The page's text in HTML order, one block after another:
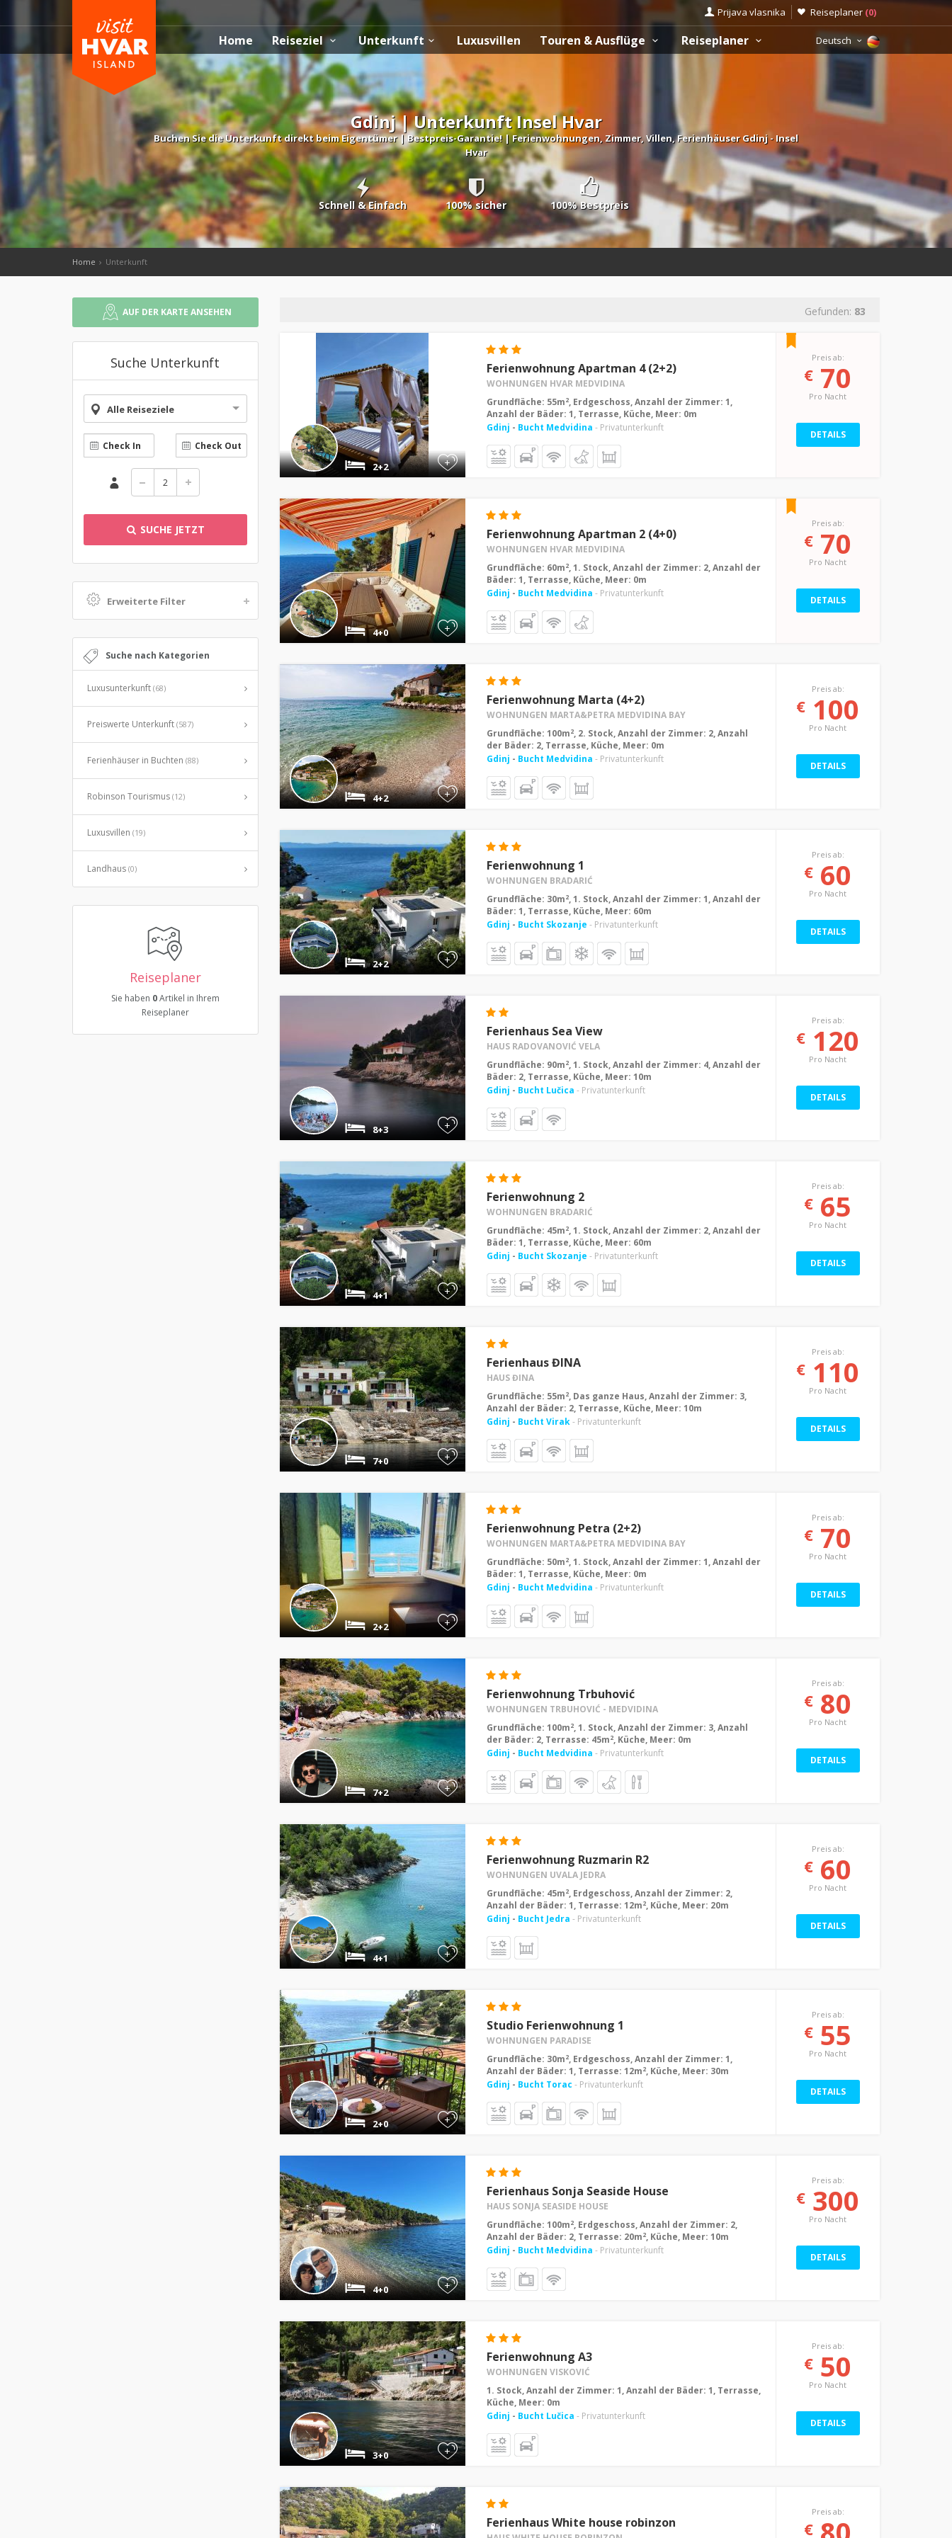
Prijava vlasnika Reiseplaner (0)
Home Reiseziel Unterkunft Luxusvillen Touren & Ausflüge Reiseplaner Deutsch
Gdinj | Unterkunft Insel Hvar
Buchen Sie die Unterkunft direkt beim Eigentümer | Bestpreis-Garantie! | Ferienwohnungen, Zimmer, Villen, Ferienhäuser Gdinj - Insel
Hvar
Schnell & Einfach 100% sicher 100% Bestpreis
Home Unterkunft
AUF DER KARTE ANSEHEN
Suche Unterkunft
Alle Reiseziele
SUCHE JETZT
Erweiterte Filter
Suche nach Kategorien
Luxusunterkunft (68)
Preiswerte Unterkunft (587)
Ferienhäuser in Buchten (88)
Robinson Tourismus (12)
Luxusvillen (19)
Landhaus (0)
Reiseplaner
Sie haben 0Artikel in Ihrem
Reiseplaner
Gefunden: 83
+
2+2
Ferienwohnung Apartman 4 (2+2)
WOHNUNGEN HVAR MEDVIDINA
Grundfläche: 55m2, Erdgeschoss, Anzahl der Zimmer: 1,
Anzahl der Bäder: 1, Terrasse, Küche, Meer: 0m
Gdinj - Bucht Medvidina - Privatunterkunft
Preis ab:
€ 70
Pro Nacht
DETAILS
+
4+0
Ferienwohnung Apartman 2 (4+0)
WOHNUNGEN HVAR MEDVIDINA
Grundfläche: 60m2, 1. Stock, Anzahl der Zimmer: 2, Anzahl der
Bäder: 1, Terrasse, Küche, Meer: 0m
Gdinj - Bucht Medvidina - Privatunterkunft
Preis ab:
€ 70
Pro Nacht
DETAILS
+
4+2
Ferienwohnung Marta (4+2)
WOHNUNGEN MARTA&PETRA MEDVIDINA BAY
Grundfläche: 100m2, 2. Stock, Anzahl der Zimmer: 2, Anzahl
der Bäder: 2, Terrasse, Küche, Meer: 0m
Gdinj - Bucht Medvidina - Privatunterkunft
Preis ab:
€ 100
Pro Nacht
DETAILS
+
2+2
Ferienwohnung 1
WOHNUNGEN BRADARIĆ
Grundfläche: 30m2, 1. Stock, Anzahl der Zimmer: 1, Anzahl der
Bäder: 1, Terrasse, Küche, Meer: 60m
Gdinj - Bucht Skozanje - Privatunterkunft
Preis ab:
€ 60
Pro Nacht
DETAILS
+
8+3
Ferienhaus Sea View
HAUS RADOVANOVIĆ VELA
Grundfläche: 90m2, 1. Stock, Anzahl der Zimmer: 4, Anzahl der
Bäder: 2, Terrasse, Küche, Meer: 10m
Gdinj - Bucht Lučica - Privatunterkunft
Preis ab:
€ 120
Pro Nacht
DETAILS
+
4+1
Ferienwohnung 2
WOHNUNGEN BRADARIĆ
Grundfläche: 45m2, 1. Stock, Anzahl der Zimmer: 2, Anzahl der
Bäder: 1, Terrasse, Küche, Meer: 60m
Gdinj - Bucht Skozanje - Privatunterkunft
Preis ab:
€ 65
Pro Nacht
DETAILS
+
7+0
Ferienhaus ĐINA
HAUS ĐINA
Grundfläche: 55m2, Das ganze Haus, Anzahl der Zimmer: 3,
Anzahl der Bäder: 2, Terrasse, Küche, Meer: 10m
Gdinj - Bucht Virak- Privatunterkunft
Preis ab:
€ 110
Pro Nacht
DETAILS
+
2+2
Ferienwohnung Petra (2+2)
WOHNUNGEN MARTA&PETRA MEDVIDINA BAY
Grundfläche: 50m2, 1. Stock, Anzahl der Zimmer: 1, Anzahl der
Bäder: 1, Terrasse, Küche, Meer: 0m
Gdinj - Bucht Medvidina - Privatunterkunft
Preis ab:
€ 70
Pro Nacht
DETAILS
+
7+2
Ferienwohnung Trbuhović
WOHNUNGEN TRBUHOVIĆ - MEDVIDINA
Grundfläche: 100m2, 1. Stock, Anzahl der Zimmer: 3, Anzahl
der Bäder: 2, Terrasse: 45m2, Küche, Meer: 0m
Gdinj - Bucht Medvidina - Privatunterkunft
Preis ab:
€ 80
Pro Nacht
DETAILS
+
4+1
Ferienwohnung Ruzmarin R2
WOHNUNGEN UVALA JEDRA
Grundfläche: 45m2, Erdgeschoss, Anzahl der Zimmer: 2,
Anzahl der Bäder: 1, Terrasse: 12m2, Küche, Meer: 20m
Gdinj - Bucht Jedra - Privatunterkunft
Preis ab:
€ 60
Pro Nacht
DETAILS
+
2+0
Studio Ferienwohnung 1
WOHNUNGEN PARADISE
Grundfläche: 30m2, Erdgeschoss, Anzahl der Zimmer: 1,
Anzahl der Bäder: 1, Terrasse: 12m2, Küche, Meer: 30m
Gdinj - Bucht Torac - Privatunterkunft
Preis ab:
€ 55
Pro Nacht
DETAILS
+
4+0
Ferienhaus Sonja Seaside House
HAUS SONJA SEASIDE HOUSE
Grundfläche: 100m2, Erdgeschoss, Anzahl der Zimmer: 2,
Anzahl der Bäder: 2, Terrasse: 20m2, Küche, Meer: 10m
Gdinj - Bucht Medvidina - Privatunterkunft
Preis ab:
€ 300
Pro Nacht
DETAILS
+
3+0
Ferienwohnung A3
WOHNUNGEN VISKOVIĆ
1. Stock, Anzahl der Zimmer: 1, Anzahl der Bäder: 1, Terrasse,
Küche, Meer: 0m
Gdinj - Bucht Lučica - Privatunterkunft
Preis ab:
€ 50
Pro Nacht
DETAILS
Ferienhaus White house robinzon
Preis ab:
€